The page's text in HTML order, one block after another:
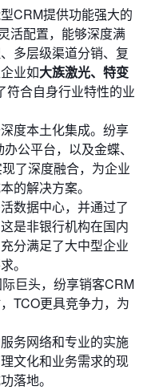
CRM提供功能强大的
活配置，能够深度满
多层级渠道分销、复
业如大族激光、特变
符合自身行业特性的业
度本土化集成。纷享
公平台，以及金蝶、
了深度融合，为企业
的解决方案。
数据中心，并通过了
是非银行机构在国内
分满足了大中型企业
。
巨头，纷享销客CRM
TCO更具竞争力，为
务网络和专业的实施
文化和业务需求的现
落地。